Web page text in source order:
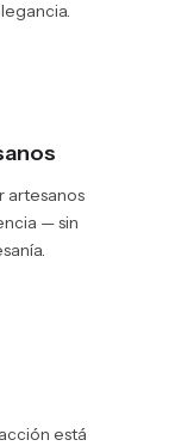
artesanos
— sin
está